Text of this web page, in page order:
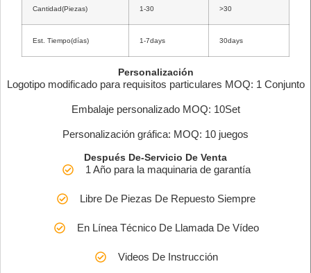
Cantidad(Piezas) 1-30 >30
Est. Tiempo(días) 1-7days 30days
Personalización
Logotipo modificado para requisitos particulares MOQ: 1 Conjunto
Embalaje personalizado MOQ: 10Set
Personalización gráfica: MOQ: 10 juegos
Después De-Servicio De Venta
1 Año para la maquinaria de garantía
Libre De Piezas De Repuesto Siempre
En Línea Técnico De Llamada De Vídeo
Videos De Instrucción